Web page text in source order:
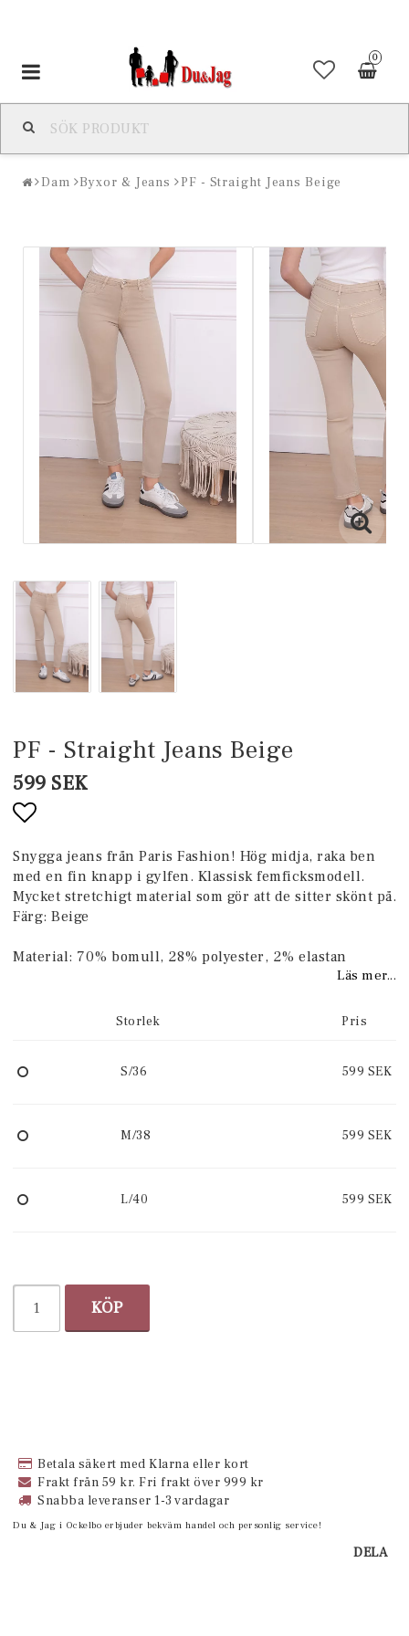
0
Toggle
navigation
Dam Byxor & Jeans PF - Straight Jeans Beige
PF - Straight Jeans Beige
599 SEK
Lägg till i favoritlistan
Snygga jeans från Paris Fashion! Hög midja, raka ben
med en fin knapp i gylfen. Klassisk femficksmodell.
Mycket stretchigt material som gör att de sitter skönt på.
Färg: Beige
Material: 70% bomull, 28% polyester, 2% elastan
Läs mer...
Storlek Pris
S/36 599 SEK
M/38 599 SEK
L/40 599 SEK
KÖP
Betala säkert med Klarna eller kort
Frakt från 59 kr. Fri frakt över 999 kr
Snabba leveranser 1-3 vardagar
Du & Jag i Ockelbo erbjuder bekväm handel och personlig service!
DELA